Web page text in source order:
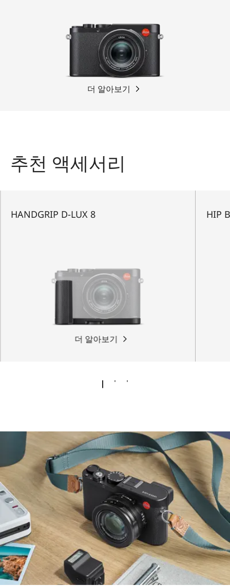
더 알아보기
추천 액세서리
HANDGRIP D-LUX 8
더 알아보기
HIP